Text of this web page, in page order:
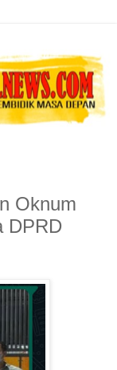
Oknum
DPRD